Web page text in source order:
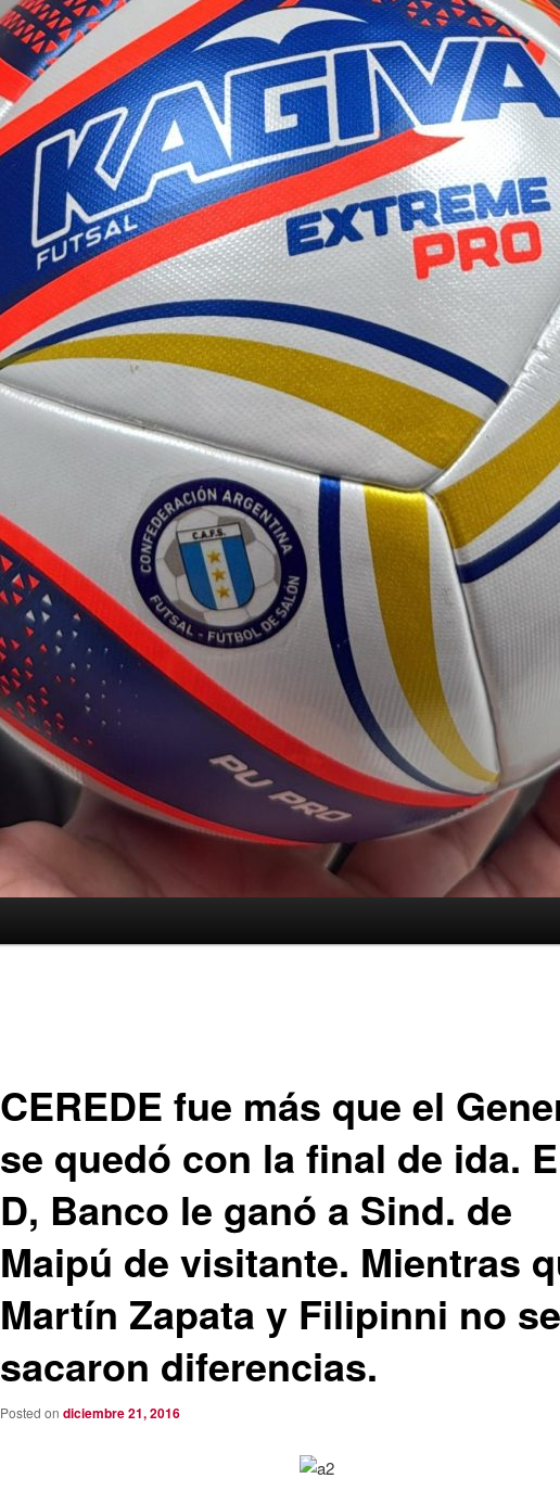
CEREDE fue más que el
se quedó con la final de ida.
D, Banco le ganó a Sind. de
Maipú de visitante. Mientras
Martín Zapata y Filipinni no se
sacaron diferencias.
Posted on diciembre 21, 2016